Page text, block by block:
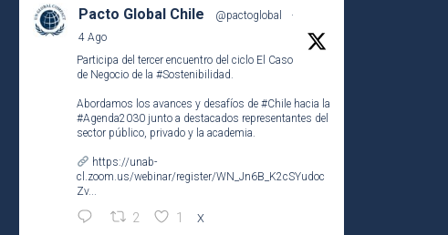
Pacto Global Chile @pactoglobal
·
4 Ago
Participa del tercer encuentro del ciclo El Caso
de Negocio de la #Sostenibilidad.
Abordamos los avances y desafíos de #Chile hacia la
#Agenda2030 junto a destacados representantes del
sector público, privado y la academia.
https://unab-
cl.zoom.us/webinar/register/WN_Jn6B_K2cSYudoc
Zv...
2 1 X